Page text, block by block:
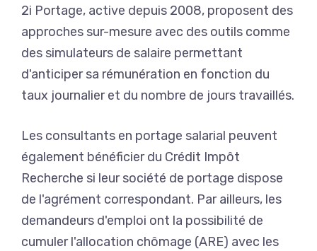
2i Portage, active depuis 2008, proposent des
approches sur-mesure avec des outils comme
des simulateurs de salaire permettant
d'anticiper sa rémunération en fonction du
taux journalier et du nombre de jours travaillés.
Les consultants en portage salarial peuvent
également bénéficier du Crédit Impôt
Recherche si leur société de portage dispose
de l'agrément correspondant. Par ailleurs, les
demandeurs d'emploi ont la possibilité de
cumuler l'allocation chômage (ARE) avec les